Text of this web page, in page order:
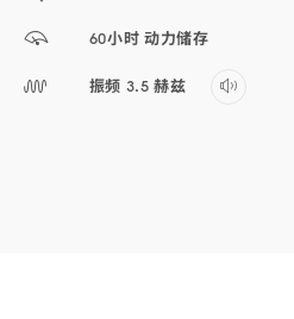
60小时 动力储存
振频 3.5 赫兹Play